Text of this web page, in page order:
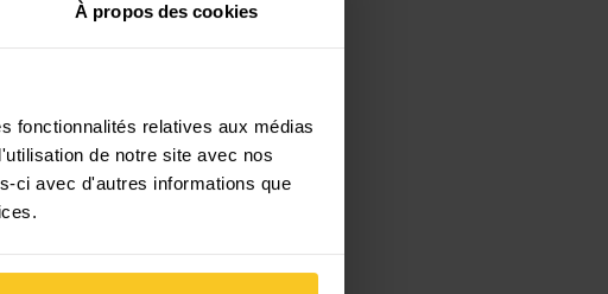
À propos des cookies
fonctionnalités relatives aux médias
de notre site avec nos
ci avec d'autres informations que